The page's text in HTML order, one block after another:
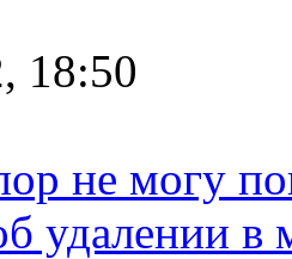
18:50
не могу
удалении в